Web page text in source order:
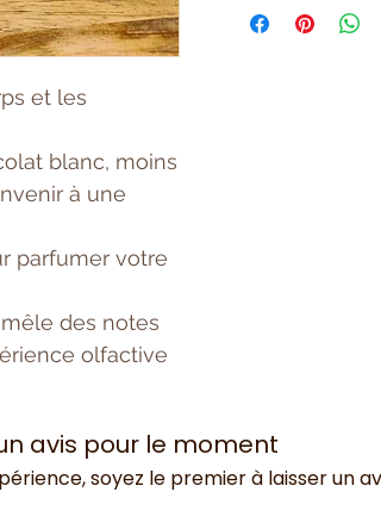
et les
blanc, moins
à une
parfumer votre
des notes
olfactive
ouverture fruitée
avis pour le moment
soyez le premier à laisser un